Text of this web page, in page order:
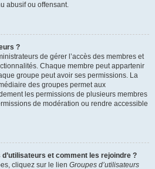
abusif ou offensant.
?
de gérer l’accès des membres et
Chaque membre peut appartenir
groupe peut avoir ses permissions. La
des groupes permet aux
les permissions de plusieurs membres
de modération ou rendre accessible
et comment les rejoindre ?
cliquez sur le lien Groupes d’utilisateurs